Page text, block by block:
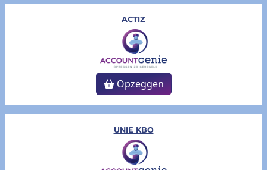
ACTIZ
Opzeggen
UNIE KBO